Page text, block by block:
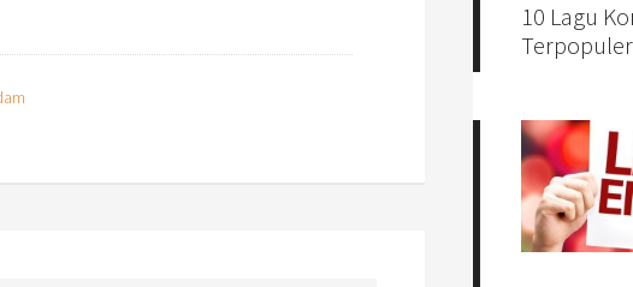
10 Lagu